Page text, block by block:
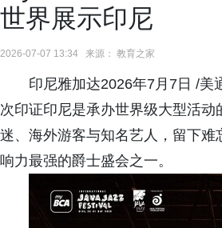
世界展示印尼
2026-07-07 13:34 来源： 教育之家
印尼雅加达2026年7月7日 /美
次印证印尼是承办世界级大型活
迷、海外游客与知名艺人，留下
响力最强的爵士盛会之一。